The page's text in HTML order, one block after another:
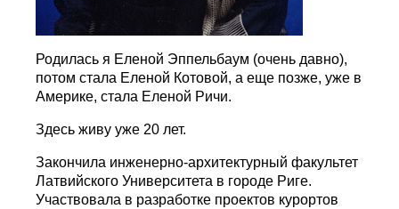
Родилась я Еленой Эппельбаум (очень давно),
потом стала Еленой Котовой, а еще позже, уже в
Америке, стала Еленой Ричи.
Здесь живу уже 20 лет.
Закончила инженерно-архитектурный факультет
Латвийского Университета в городе Риге.
Участвовала в разработке проектов курортов